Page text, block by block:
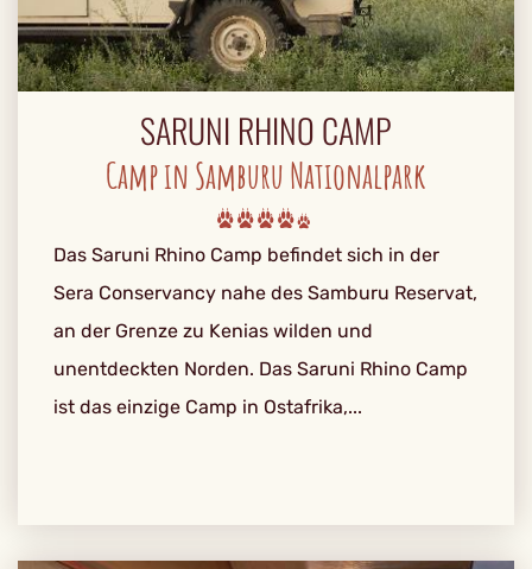
SARUNI RHINO CAMP
Camp in Samburu Nationalpark
Das Saruni Rhino Camp befindet sich in der
Sera Conservancy nahe des Samburu Reservat,
an der Grenze zu Kenias wilden und
unentdeckten Norden. Das Saruni Rhino Camp
ist das einzige Camp in Ostafrika,...